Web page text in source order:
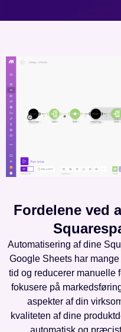
Fordelene ved
Automatisering af dine
Google Sheets har
tid og reducerer manuelle
fokusere på
aspekter af din
kvaliteten af dine